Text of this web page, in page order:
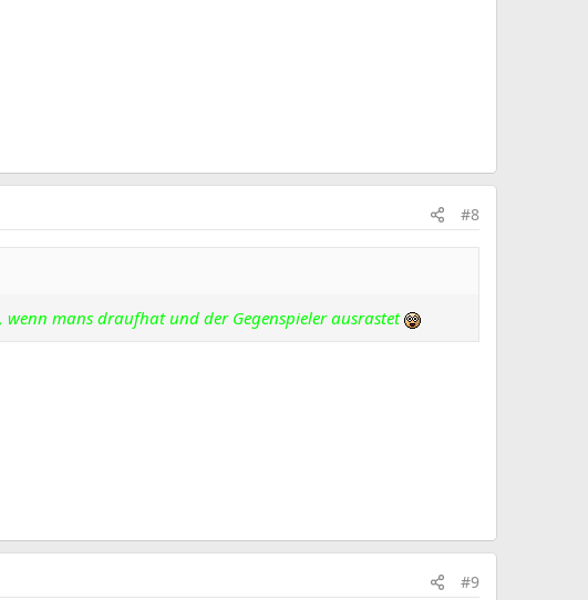
#8
wenn mans draufhat und der Gegenspieler ausrastet
#9